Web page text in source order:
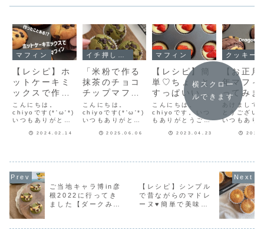
マフィン
【レシピ】ホ
ットケーキミ
ックスで作る
マフィン♡あ
っという間に
出来てしまい
ます♡お手軽
こんにちは。
chiyoです(*'ω'*)
いつもありがとう
初にお知らせで
バレンタインデー
にかわいく焼きた
い！chiyoさんの
クッキーレシピフ
ーディストノート
さま...
2024.02.14
「米粉で作る
抹茶のチョコ
チップマフィ
ン」抹茶とチ
ョコチップが
最高によく合
う♡ふわっふ
こんにちは。
chiyoです(*'ω'*)
いつもありがとう
ひとつさせてね今
ナッツ」キャラメ
ルナッツレシピは
こちら！材料4
2025.06.06
マフィン
【レシピ】簡
単♡ちょっと
すっぱいいち
ごもホワイト
チョコで美味
しくアレンジ
🍓【いちごホ
こんにちは。
chiyoです。いつ
もありがとうござ
ーに小粒いちごが
手に入る時期だか
らこそ作ろうと思
っていたマフィン
2023.04.23
クッキー
【お正
年マフィ
ってみま
🐲今年も
しくお願
たします
あけまして
とうござい
いつもあり
今年は辰年
作るなら食
ものを作ろ
い、子供達
気のチョコ
マフィンと
ー...
横スクロー
ルできます
ご当地キャラ博in彦
根2022に行ってき
ました【ダークみき
【レシピ】シンプル
で昔ながらのマドレ
ーヌ♥簡単で美味し